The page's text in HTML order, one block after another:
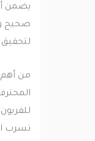
يضمن أن
صحيح
لتحقيق
من أهم
المحترف
للفريون،
تسرب